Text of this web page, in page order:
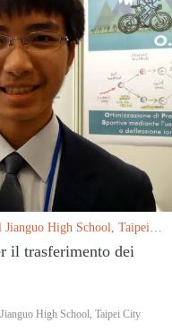
High School, Taipei
il trasferimento dei
High School, Taipei City